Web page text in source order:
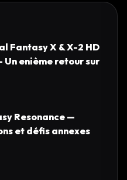
Fantasy X & X-2 HD
enième retour sur
Resonance —
et défis annexes